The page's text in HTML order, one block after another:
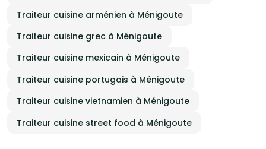
Traiteur cuisine arménien à Ménigoute
Traiteur cuisine grec à Ménigoute
Traiteur cuisine mexicain à Ménigoute
Traiteur cuisine portugais à Ménigoute
Traiteur cuisine vietnamien à Ménigoute
Traiteur cuisine street food à Ménigoute